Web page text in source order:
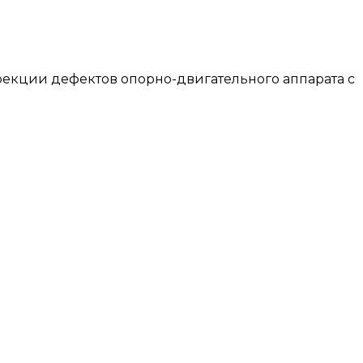
дефектов опорно-двигательного аппарата с